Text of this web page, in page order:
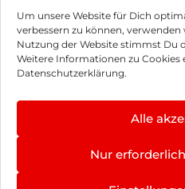
Um unsere Website für Dich
verbessern zu können,
Nutzung der Website stimmst Du
Weitere Informationen zu Cookies
Datenschutzerklärung.
Alle
Nur
Impressum
Hinweis zur